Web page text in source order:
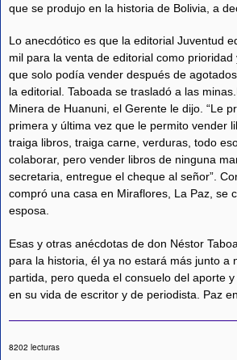
que se produjo en la historia de Bolivia, a
Lo anecdótico es que la editorial Juventud
mil para la venta de editorial como prioridad
que solo podía vender después de
la editorial. Taboada se trasladó a las
Minera de Huanuni, el Gerente le dijo. “Le
primera y última vez que le permito vender
traiga libros, traiga carne, verduras, todo
colaborar, pero vender libros de ninguna
secretaria, entregue el cheque al señor”.
compró una casa en Miraflores, La Paz, se
esposa.
Esas y otras anécdotas de don Néstor
para la historia, él ya no estará más junto a
partida, pero queda el consuelo del aporte
en su vida de escritor y de periodista. Paz
8202 lecturas